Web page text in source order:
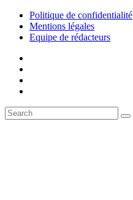
Politique de confidentialité
Mentions légales
Equipe de rédacteurs